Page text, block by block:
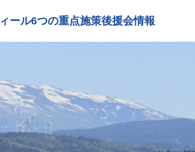
ール6つの重点施策後援会情報